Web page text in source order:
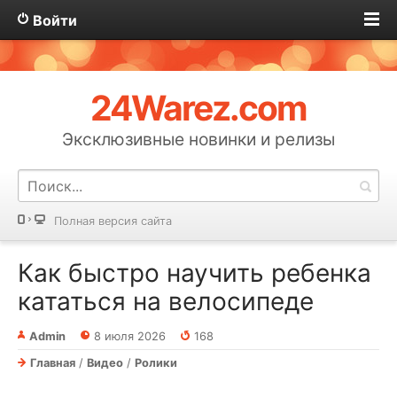
Войти
24Warez.com
Эксклюзивные новинки и релизы
Полная версия сайта
Как быстро научить ребенка
кататься на велосипеде
Admin 8 июля 2026
168
Главная / Видео / Ролики